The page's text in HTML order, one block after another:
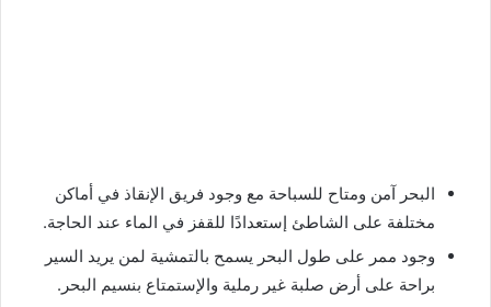
البحر آمن ومتاح للسباحة مع وجود فريق الإنقاذ في أماكن
مختلفة على الشاطئ إستعدادًا للقفز في الماء عند الحاجة.
وجود ممر على طول البحر يسمح بالتمشية لمن يريد السير
براحة على أرض صلبة غير رملية والإستمتاع بنسيم البحر.